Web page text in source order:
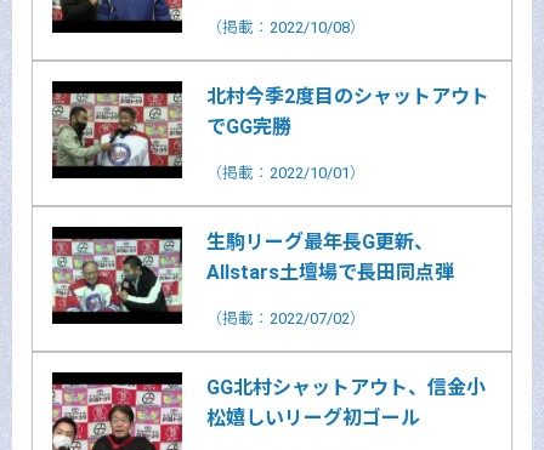
（掲載：2022/10/08）
北村今季2度目のシャットアウト
でGG完勝
（掲載：2022/10/01）
生駒リーグ最年長G更新、
Allstars土壇場で長田同点弾
（掲載：2022/07/02）
GG北村シャットアウト、信金小
松嬉しいリーグ初ゴール